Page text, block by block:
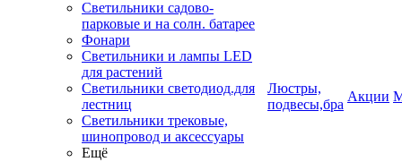
Светильники садово-
парковые и на солн. батарее
Фонари
Светильники и лампы LED
для растений
Светильники светодиод.для
лестниц
Светильники трековые,
шинопровод и аксессуары
Ещё
Люстры,
подвесы,бра
Акции